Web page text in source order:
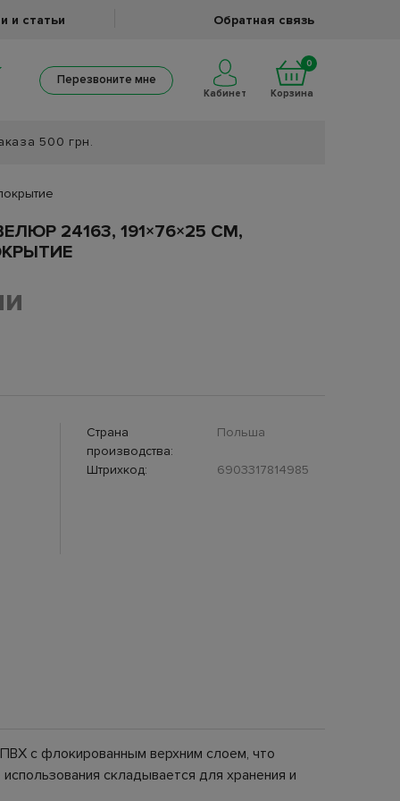
и статьи Обратная связь
Перезвоните мне
Кабинет
0
Корзина
500 грн.
24163, 191×76×25 СМ,
Страна
производства:
Польша
Штрихкод: 6903317814985
с флокированным верхним слоем, что
складывается для хранения и